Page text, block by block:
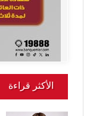
الأكثر قراءة